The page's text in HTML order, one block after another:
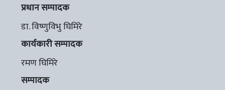
प्रधान सम्पादक
डा. विष्णुविभु घिमिरे
कार्यकारी सम्पादक
रमण घिमिरे
सम्पादक